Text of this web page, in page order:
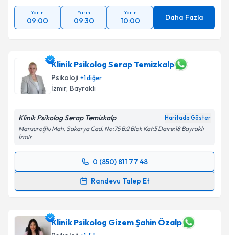
Yarın
09:00
Yarın
09:30
Yarın
10:00 Daha Fazla
Klinik Psikolog Serap Temizkalp
Psikoloji +1diğer
İzmir, Bayraklı
Klinik Psikolog Serap Temizkalp Haritada Göster
Mansuroğlu Mah. Sakarya Cad. No:75 B:2 Blok Kat:5 Daire:18 Bayraklı
İzmir
0 (850) 811 77 48
Randevu Talep Et
Randevu Takvimi Talebi
almanız için bir takvim hazırlandığında e-posta ile
bilgilendireceğiz.
Klinik Psikolog Gizem Şahin Özalp